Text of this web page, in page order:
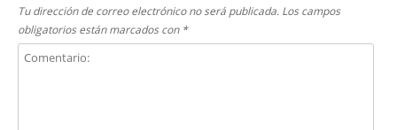
Tu dirección de correo electrónico no será publicada. Los campos
obligatorios están marcados con *